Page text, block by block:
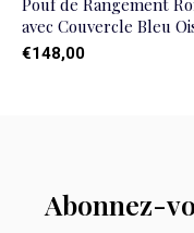
avec Couvercle Bleu
€148,00
Abonnez-